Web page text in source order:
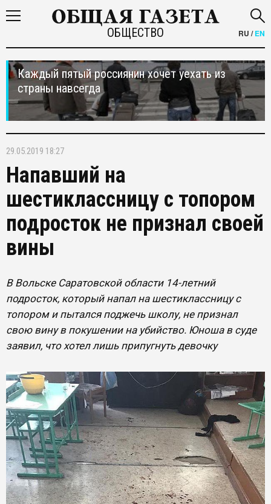
ОБЩЕСТВО RU /EN
Каждый пятый россиянин хочет уехать из
страны навсегда
29.05.2019 18:27
Напавший на
шестиклассницу с топором
подросток не признал своей
вины
В Вольске Саратовской области 14-летний
подросток, который напал на шестиклассницу с
топором и пытался поджечь школу, не признал
свою вину в покушении на убийство. Юноша в суде
заявил, что хотел лишь припугнуть девочку